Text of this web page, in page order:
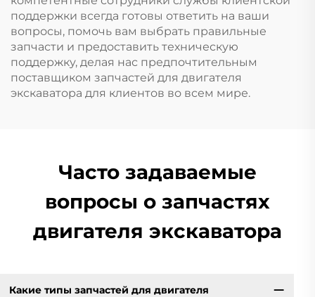
поддержки всегда готовы ответить на ваши
вопросы, помочь вам выбрать правильные
запчасти и предоставить техническую
поддержку, делая нас предпочтительным
поставщиком запчастей для двигателя
экскаватора для клиентов во всем мире.
Часто задаваемые
вопросы о запчастях
двигателя экскаватора
Какие типы запчастей для двигателя